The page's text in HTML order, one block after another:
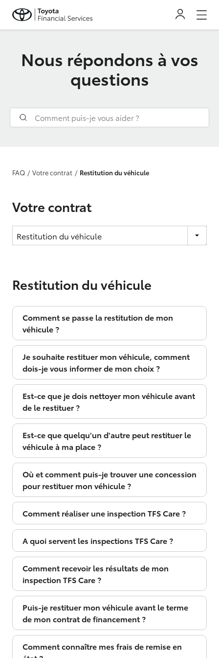
Nous répondons à vos
questions
FAQ Votre contrat Restitution du véhicule
Votre contrat
Restitution du véhicule
Comment se passe la restitution de mon
véhicule ?
Je souhaite restituer mon véhicule, comment
dois-je vous informer de mon choix ?
Est-ce que je dois nettoyer mon véhicule avant
de le restituer ?
Est-ce que quelqu'un d'autre peut restituer le
véhicule à ma place ?
Où et comment puis-je trouver une concession
pour restituer mon véhicule ?
Comment réaliser une inspection TFS Care ?
A quoi servent les inspections TFS Care ?
Comment recevoir les résultats de mon
inspection TFS Care ?
Puis-je restituer mon véhicule avant le terme
de mon contrat de financement ?
Comment connaître mes frais de remise en